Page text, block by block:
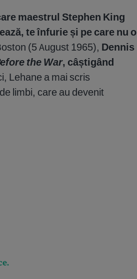
maestrul Stephen King
te înfurie și pe care nu o
(5 August 1965), Dennis
the War, câștigând
Lehane a mai scris
limbi, care au devenit